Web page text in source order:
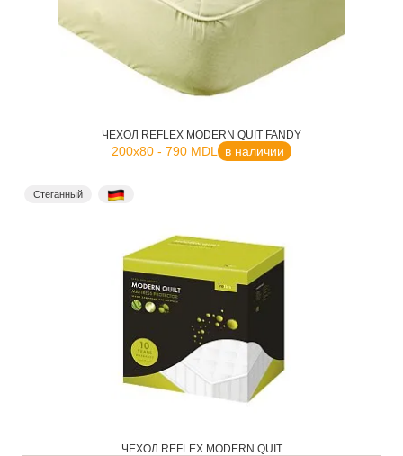
ЧЕХОЛ REFLEX MODERN QUIT FANDY
200x80 - 790 MDL в наличии
Стеганный
ЧЕХОЛ REFLEX MODERN QUIT